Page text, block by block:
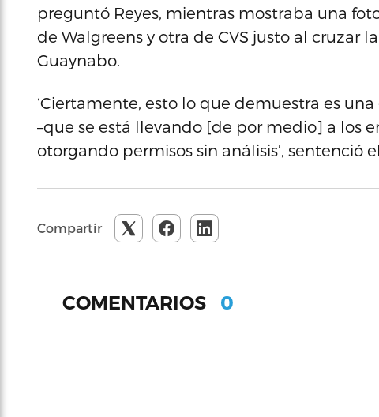
preguntó Reyes, mientras mostraba una
de Walgreens y otra de CVS justo al cruzar
Guaynabo.
‘Ciertamente, esto lo que demuestra es
–que se está llevando [de por medio] a los
otorgando permisos sin análisis’, sentenció
Compartir
COMENTARIOS 0